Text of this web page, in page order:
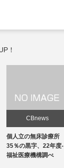
！
CBnews
個人立の無床診療所
35％の黒字、22年度-
福祉医療機構調べ